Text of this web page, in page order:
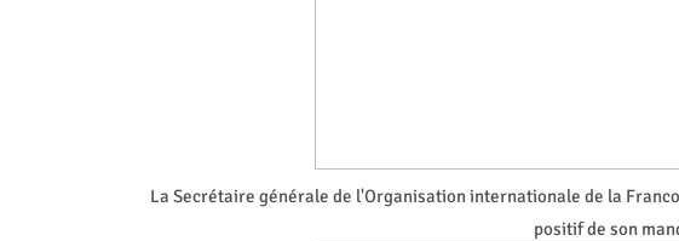
La Secrétaire générale de l'Organisation internationale de la
positif de son